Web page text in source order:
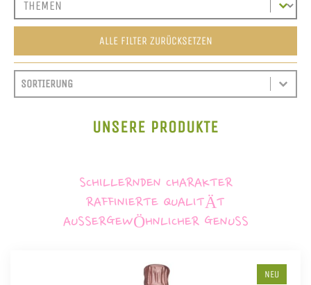
ALLE FILTER ZURÜCKSETZEN
SORTIEREN
SORT CONTENT
SORT CONTENT
UNSERE PRODUKTE
SCHILLERNDEN CHARAKTER
RAFFINIERTE QUALITÄT
AUSSERGEWÖHNLICHER GENUSS
NEU